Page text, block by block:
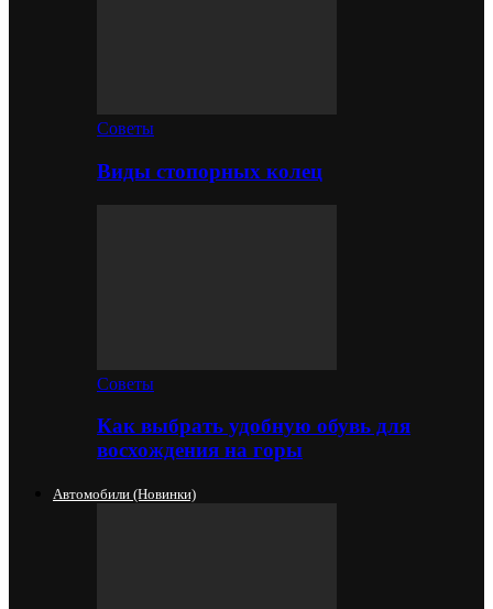
Советы
Виды стопорных колец
Советы
Как выбрать удобную обувь для
восхождения на горы
Автомобили (новинки)